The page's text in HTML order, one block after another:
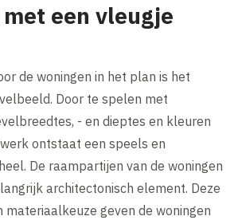
een vleugje
de woningen in het plan is het
Door te spelen met
- en dieptes en kleuren
ontstaat een speels en
De raampartijen van de woningen
architectonisch element. Deze
materiaalkeuze geven de woningen